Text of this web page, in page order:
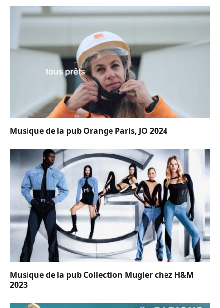
Musique de la pub Orange Paris, JO 2024
Musique de la pub Collection Mugler chez H&M
2023